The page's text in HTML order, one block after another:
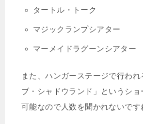
タートル・トーク
マジックランプシアター
マーメイドラグーンシアター
また、ハンガーステージで行われ
ブ・シャドウランド」というシ
可能なので人数を聞かれないです